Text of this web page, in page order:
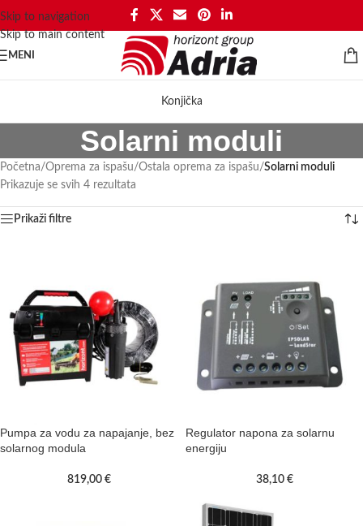
Skip to navigation
Skip to main content
MENI
Konjička
Solarni moduli
Početna/Oprema za ispašu/Ostala oprema za ispašu/Solarni moduli
Prikazuje se svih 4 rezultata
Prikaži filtre
Pumpa za vodu za napajanje, bez
solarnog modula
819,00 €
Regulator napona za solarnu
energiju
38,10 €